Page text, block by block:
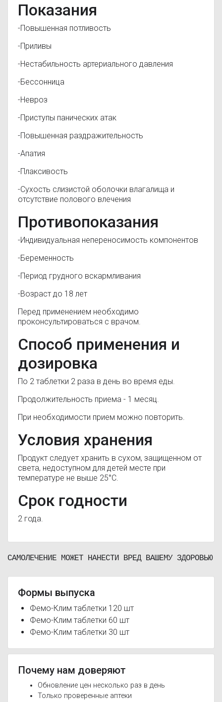
Показания
-Повышенная потливость
-Приливы
-Нестабильность артериального давления
-Бессонница
-Невроз
-Приступы панических атак
-Повышенная раздражительность
-Апатия
-Плаксивость
-Сухость слизистой оболочки влагалища и
отсутствие полового влечения
Противопоказания
-Индивидуальная непереносимость компонентов
-Беременность
-Период грудного вскармливания
-Возраст до 18 лет
Перед применением необходимо
проконсультироваться с врачом.
Способ применения и
дозировка
По 2 таблетки 2 раза в день во время еды.
Продолжительность приема - 1 месяц.
При необходимости прием можно повторить.
Условия хранения
Продукт следует хранить в сухом, защищенном от
света, недоступном для детей месте при
температуре не выше 25°С.
Срок годности
2 года.
САМОЛЕЧЕНИЕ МОЖЕТ НАНЕСТИ ВРЕД ВАШЕМУ ЗДОРОВЬЮ
Формы выпуска
Фемо-Клим таблетки 120 шт
Фемо-Клим таблетки 60 шт
Фемо-Клим таблетки 30 шт
Почему нам доверяют
Обновление цен несколько раз в день
Только проверенные аптеки